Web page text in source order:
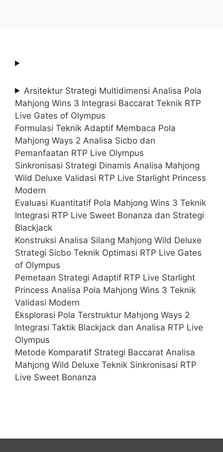
Arsitektur Strategi Multidimensi Analisa Pola
Mahjong Wins 3 Integrasi Baccarat Teknik RTP
Live Gates of Olympus
Formulasi Teknik Adaptif Membaca Pola
Mahjong Ways 2 Analisa Sicbo dan
Pemanfaatan RTP Live Olympus
Sinkronisasi Strategi Dinamis Analisa Mahjong
Wild Deluxe Validasi RTP Live Starlight Princess
Modern
Evaluasi Kuantitatif Pola Mahjong Wins 3 Teknik
Integrasi RTP Live Sweet Bonanza dan Strategi
Blackjack
Konstruksi Analisa Silang Mahjong Wild Deluxe
Strategi Sicbo Teknik Optimasi RTP Live Gates
of Olympus
Pemetaan Strategi Adaptif RTP Live Starlight
Princess Analisa Pola Mahjong Wins 3 Teknik
Validasi Modern
Eksplorasi Pola Terstruktur Mahjong Ways 2
Integrasi Taktik Blackjack dan Analisa RTP Live
Olympus
Metode Komparatif Strategi Baccarat Analisa
Mahjong Wild Deluxe Teknik Sinkronisasi RTP
Live Sweet Bonanza